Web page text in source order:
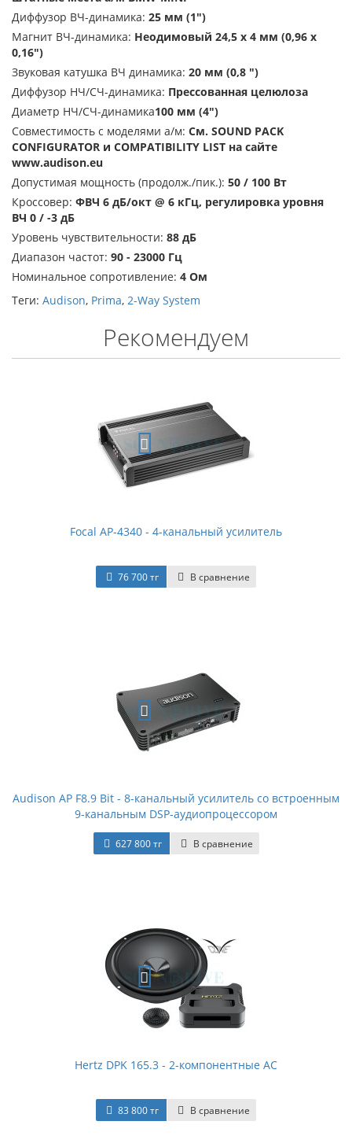
Диффузор ВЧ-динамика: 25 мм (1")
Магнит ВЧ-динамика: Неодимовый 24,5 х 4 мм (0,96 х
0,16")
Звуковая катушка ВЧ динамика: 20 мм (0,8 ")
Диффузор НЧ/СЧ-динамика: Прессованная целюлоза
Диаметр НЧ/СЧ-динамика100 мм (4")
Совместимость с моделями а/м: См. SOUND PACK
CONFIGURATOR и COMPATIBILITY LIST на сайте
www.audison.eu
Допустимая мощность (продолж./пик.): 50 / 100 Вт
Кроссовер: ФВЧ 6 дБ/окт @ 6 кГц, регулировка уровня
ВЧ 0 / -3 дБ
Уровень чувствительности: 88 дБ
Диапазон частот: 90 - 23000 Гц
Номинальное сопротивление: 4 Ом
Теги: Audison, Prima, 2-Way System
Рекомендуем
Focal AP-4340 - 4-канальный усилитель
76 700 тг В сравнение
Audison AP F8.9 Bit - 8-канальный усилитель со встроенным
9-канальным DSP-аудиопроцессором
627 800 тг В сравнение
Hertz DPK 165.3 - 2-компонентные АС
83 800 тг В сравнение